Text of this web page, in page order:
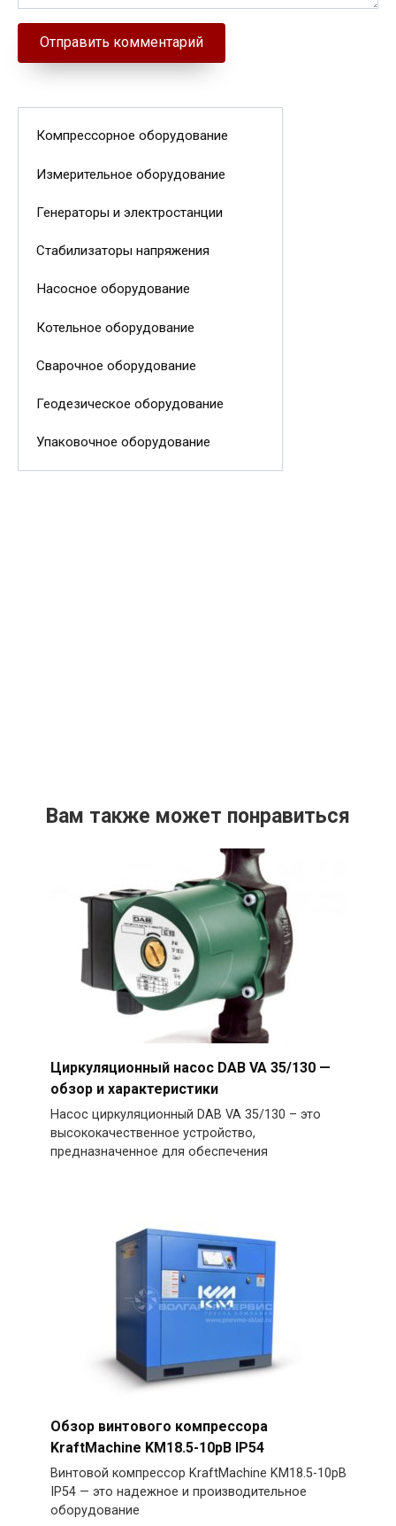
Компрессорное оборудование
Измерительное оборудование
Генераторы и электростанции
Стабилизаторы напряжения
Насосное оборудование
Котельное оборудование
Сварочное оборудование
Геодезическое оборудование
Упаковочное оборудование
Вам также может понравиться
Циркуляционный насос DAB VA 35/130 —
обзор и характеристики
Насос циркуляционный DAB VA 35/130 – это
высококачественное устройство,
предназначенное для обеспечения
Обзор винтового компрессора
KraftMachine KM18.5-10рВ IP54
Винтовой компрессор KraftMachine KM18.5-10рВ
IP54 — это надежное и производительное
оборудование